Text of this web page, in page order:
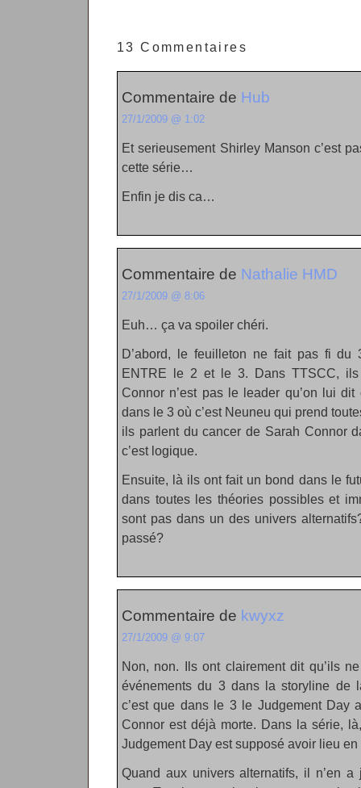
13 Commentaires
Commentaire de Hub
27/1/2009 @ 1:02
Et serieusement Shirley Manson c’est
cette série…
Enfin je dis ca…
Commentaire de Nathalie HMD
27/1/2009 @ 8:06
Euh… ça va spoiler chéri.
D’abord, le feuilleton ne fait pas fi
ENTRE le 2 et le 3. Dans TTSCC, ils
Connor n’est pas le leader qu’on lui dit
dans le 3 où c’est Neuneu qui prend
ils parlent du cancer de Sarah Connor
c’est logique.
Ensuite, là ils ont fait un bond dans le
dans toutes les théories possibles et
sont pas dans un des univers
passé?
Commentaire de kwyxz
27/1/2009 @ 9:07
Non, non. Ils ont clairement dit qu’ils
événements du 3 dans la storyline de
c’est que dans le 3 le Judgement Day
Connor est déjà morte. Dans la série,
Judgement Day est supposé avoir lieu en
Quand aux univers alternatifs, il n’en